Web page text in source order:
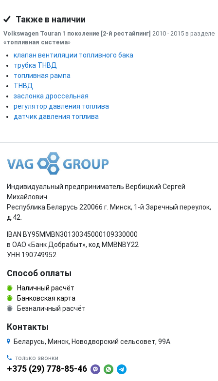
Также в наличии
Volkswagen Touran 1 поколение [2-й рестайлинг] 2010 - 2015 в разделе
«топливная система»
клапан вентиляции топливного бака
трубка ТНВД
топливная рампа
ТНВД
заслонка дроссельная
регулятор давления топлива
датчик давления топлива
Индивидуальный предприниматель Вербицкий Сергей
Михайлович
Республика Беларусь 220066 г. Минск, 1-й Заречный переулок,
д.42.
IBAN BY95MMBN30130345000109330000
в ОАО «Банк Добрабыт», код MMBNBY22
УНН 190749952
Способ оплаты
Наличный расчёт
Банковская карта
Безналичный расчёт
Контакты
Беларусь, Минск, Новодворский сельсовет, 99А
только звонки
+375 (29) 778-85-46